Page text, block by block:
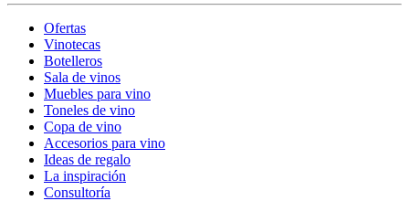
Ofertas
Vinotecas
Botelleros
Sala de vinos
Muebles para vino
Toneles de vino
Copa de vino
Accesorios para vino
Ideas de regalo
La inspiración
Consultoría